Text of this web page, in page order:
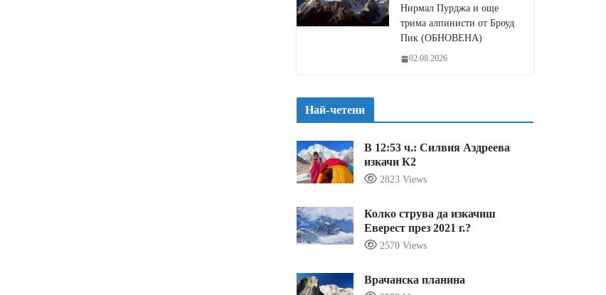
Нирмал Пурджа и още
трима алпинисти от Броуд
Пик (ОБНОВЕНА)
02.08.2026
Най-четени
В 12:53 ч.: Силвия Аздреева
изкачи К2
2823 Views
Колко струва да изкачиш
Еверест през 2021 г.?
2570 Views
Врачанска планина